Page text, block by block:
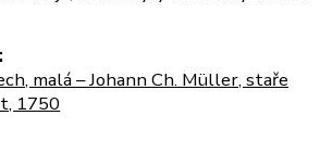
malá – Johann Ch. Müller, staře
1750